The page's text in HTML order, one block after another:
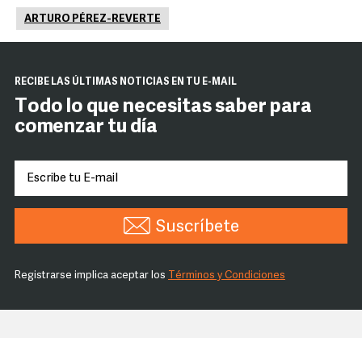
ARTURO PÉREZ-REVERTE
RECIBE LAS ÚLTIMAS NOTICIAS EN TU E-MAIL
Todo lo que necesitas saber para
comenzar tu día
Suscríbete
Registrarse implica aceptar los Términos y Condiciones